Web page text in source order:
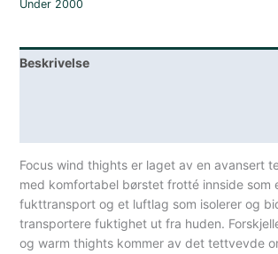
Black
Under 2000
Beskrivelse
Focus wind thights er laget av en avansert
med komfortabel børstet frotté innside som
fukttransport og et luftlag som isolerer og
transportere fuktighet ut fra huden.
og warm thights kommer av det tettvevde